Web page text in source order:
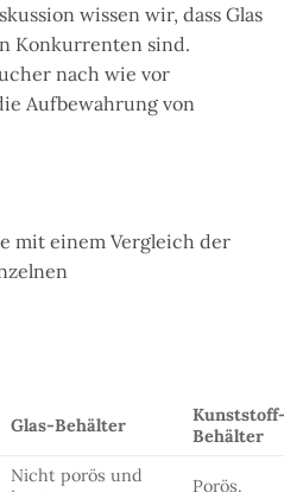
wissen wir, dass Glas
Konkurrenten sind.
nach wie vor
Aufbewahrung von
mit einem Vergleich der
Glas-Behälter
Behälter
Nicht porös und
Porös.